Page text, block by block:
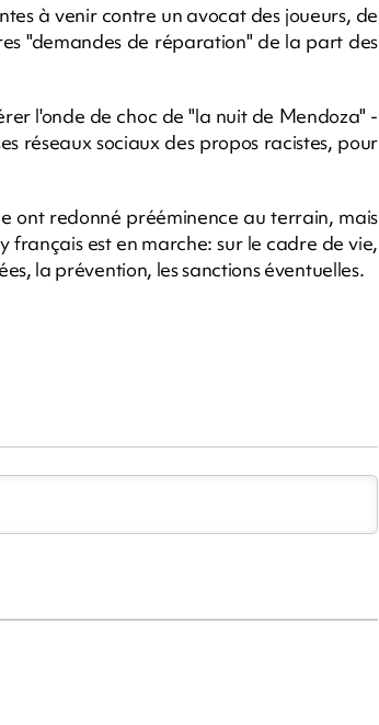
à venir contre un avocat des joueurs, de
"demandes de réparation" de la part des
l'onde de choc de "la nuit de Mendoza" -
réseaux sociaux des propos racistes, pour
ont redonné prééminence au terrain, mais
français est en marche: sur le cadre de vie,
la prévention, les sanctions éventuelles.